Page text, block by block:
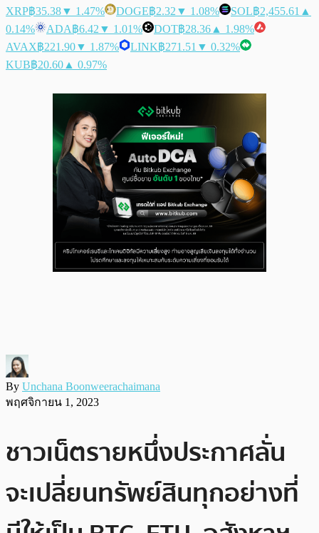
XRP฿35.38▼ 1.47% DOGE฿2.32 ▼ 1.08% SOL฿2,455.61 ▲
0.14%
ADA฿6.42 ▼ 1.01% DOT฿28.36 ▲ 1.98%
AVAX฿221.90▼ 1.87% LINK฿271.51 ▼ 0.32%
KUB฿20.60 ▲ 0.97%
By Unchana Boonweerachaimana
พฤศจิกายน 1, 2023
ชาวเน็ตรายหนึ่งประกาศลั่น
จะเปลี่ยนทรัพย์สินทุกอย่างที่